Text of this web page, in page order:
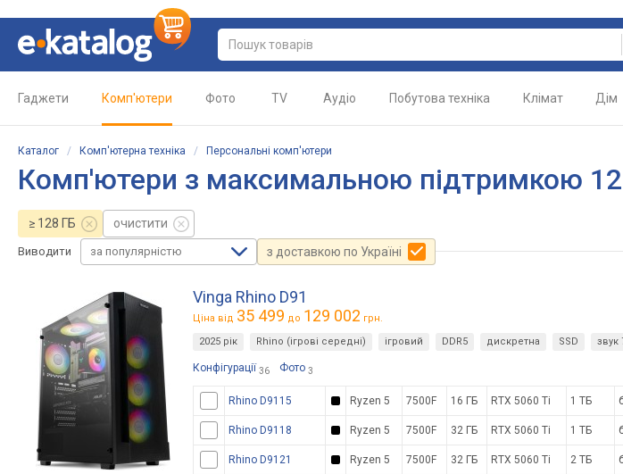
Гаджети Комп'ютери Фото TV Аудіо Побутова техніка Клімат Дім
Каталог / Комп'ютерна техніка / Персональні комп'ютери
Комп'ютери з максимальною підтримкою
≥ 128 ГБ очистити
Виводити за популярністю з доставкою по Україні
Vinga Rhino D91
Ціна від 35 499 до 129 002 грн.
2025 рік
Rhino (ігрові середні) ігровий DDR5 дискретна SSD звук
Конфігурації 36 Фото 3
Rhino D9115 Ryzen 5 7500F 16 ГБ RTX 5060 Ti 1 ТБ
Rhino D9118 Ryzen 5 7500F 32 ГБ RTX 5060 Ti 1 ТБ
Rhino D9121 Ryzen 5 7500F 32 ГБ RTX 5060 Ti 2 ТБ